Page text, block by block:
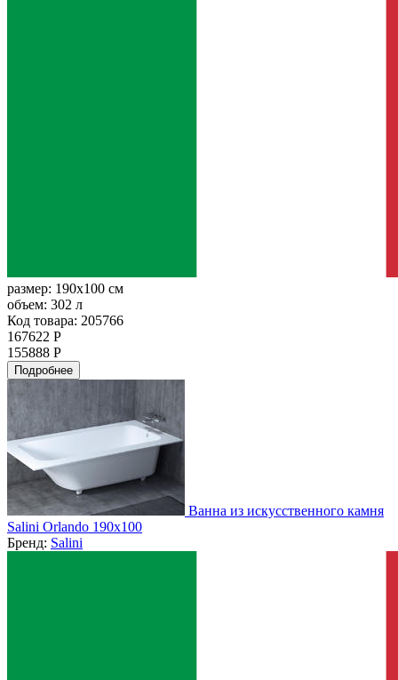
размер: 190x100 см
объем: 302 л
Код товара: 205766
167622 Р
155888 Р
Подробнее
Ванна из искусственного камня
Salini Orlando 190x100
Бренд: Salini